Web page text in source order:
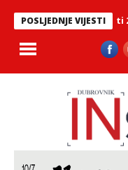
POSLJEDNJE VIJESTI
Lastovu već u 7 sati 28,